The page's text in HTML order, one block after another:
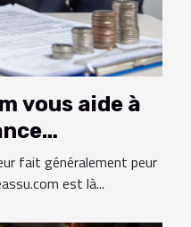
vous aide à
de temps !
fait généralement peur
est là...